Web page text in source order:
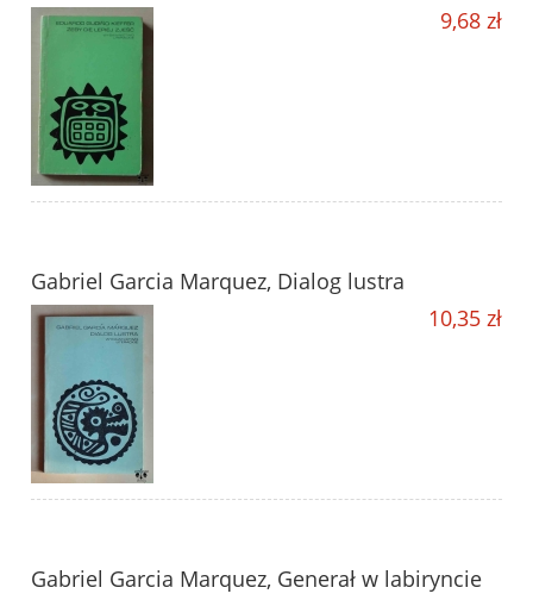
9,68 zł
Gabriel Garcia Marquez, Dialog lustra
10,35 zł
Gabriel Garcia Marquez, Generał w labiryncie